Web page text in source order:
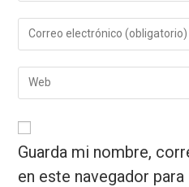
Guarda mi nombre,
en este navegador